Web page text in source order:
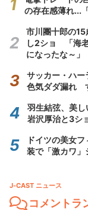
の存在感薄れ...
市川團十郎の
し2ショ 「海
になったな～」
サッカー・ハー
色気ダダ漏れ
羽生結弦、美し
岩沢厚治と3シ
ドイツの美女
装で「激カワ
J-CAST ニュース
コメントラ